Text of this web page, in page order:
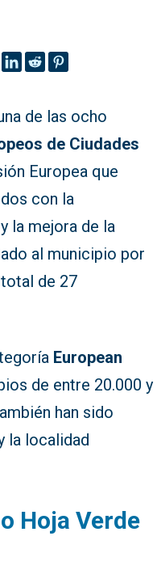
de las ocho
de Ciudades
Europea que
con la
la mejora de la
al municipio por
de 27
European
de entre 20.000 y
han sido
la localidad
Hoja Verde